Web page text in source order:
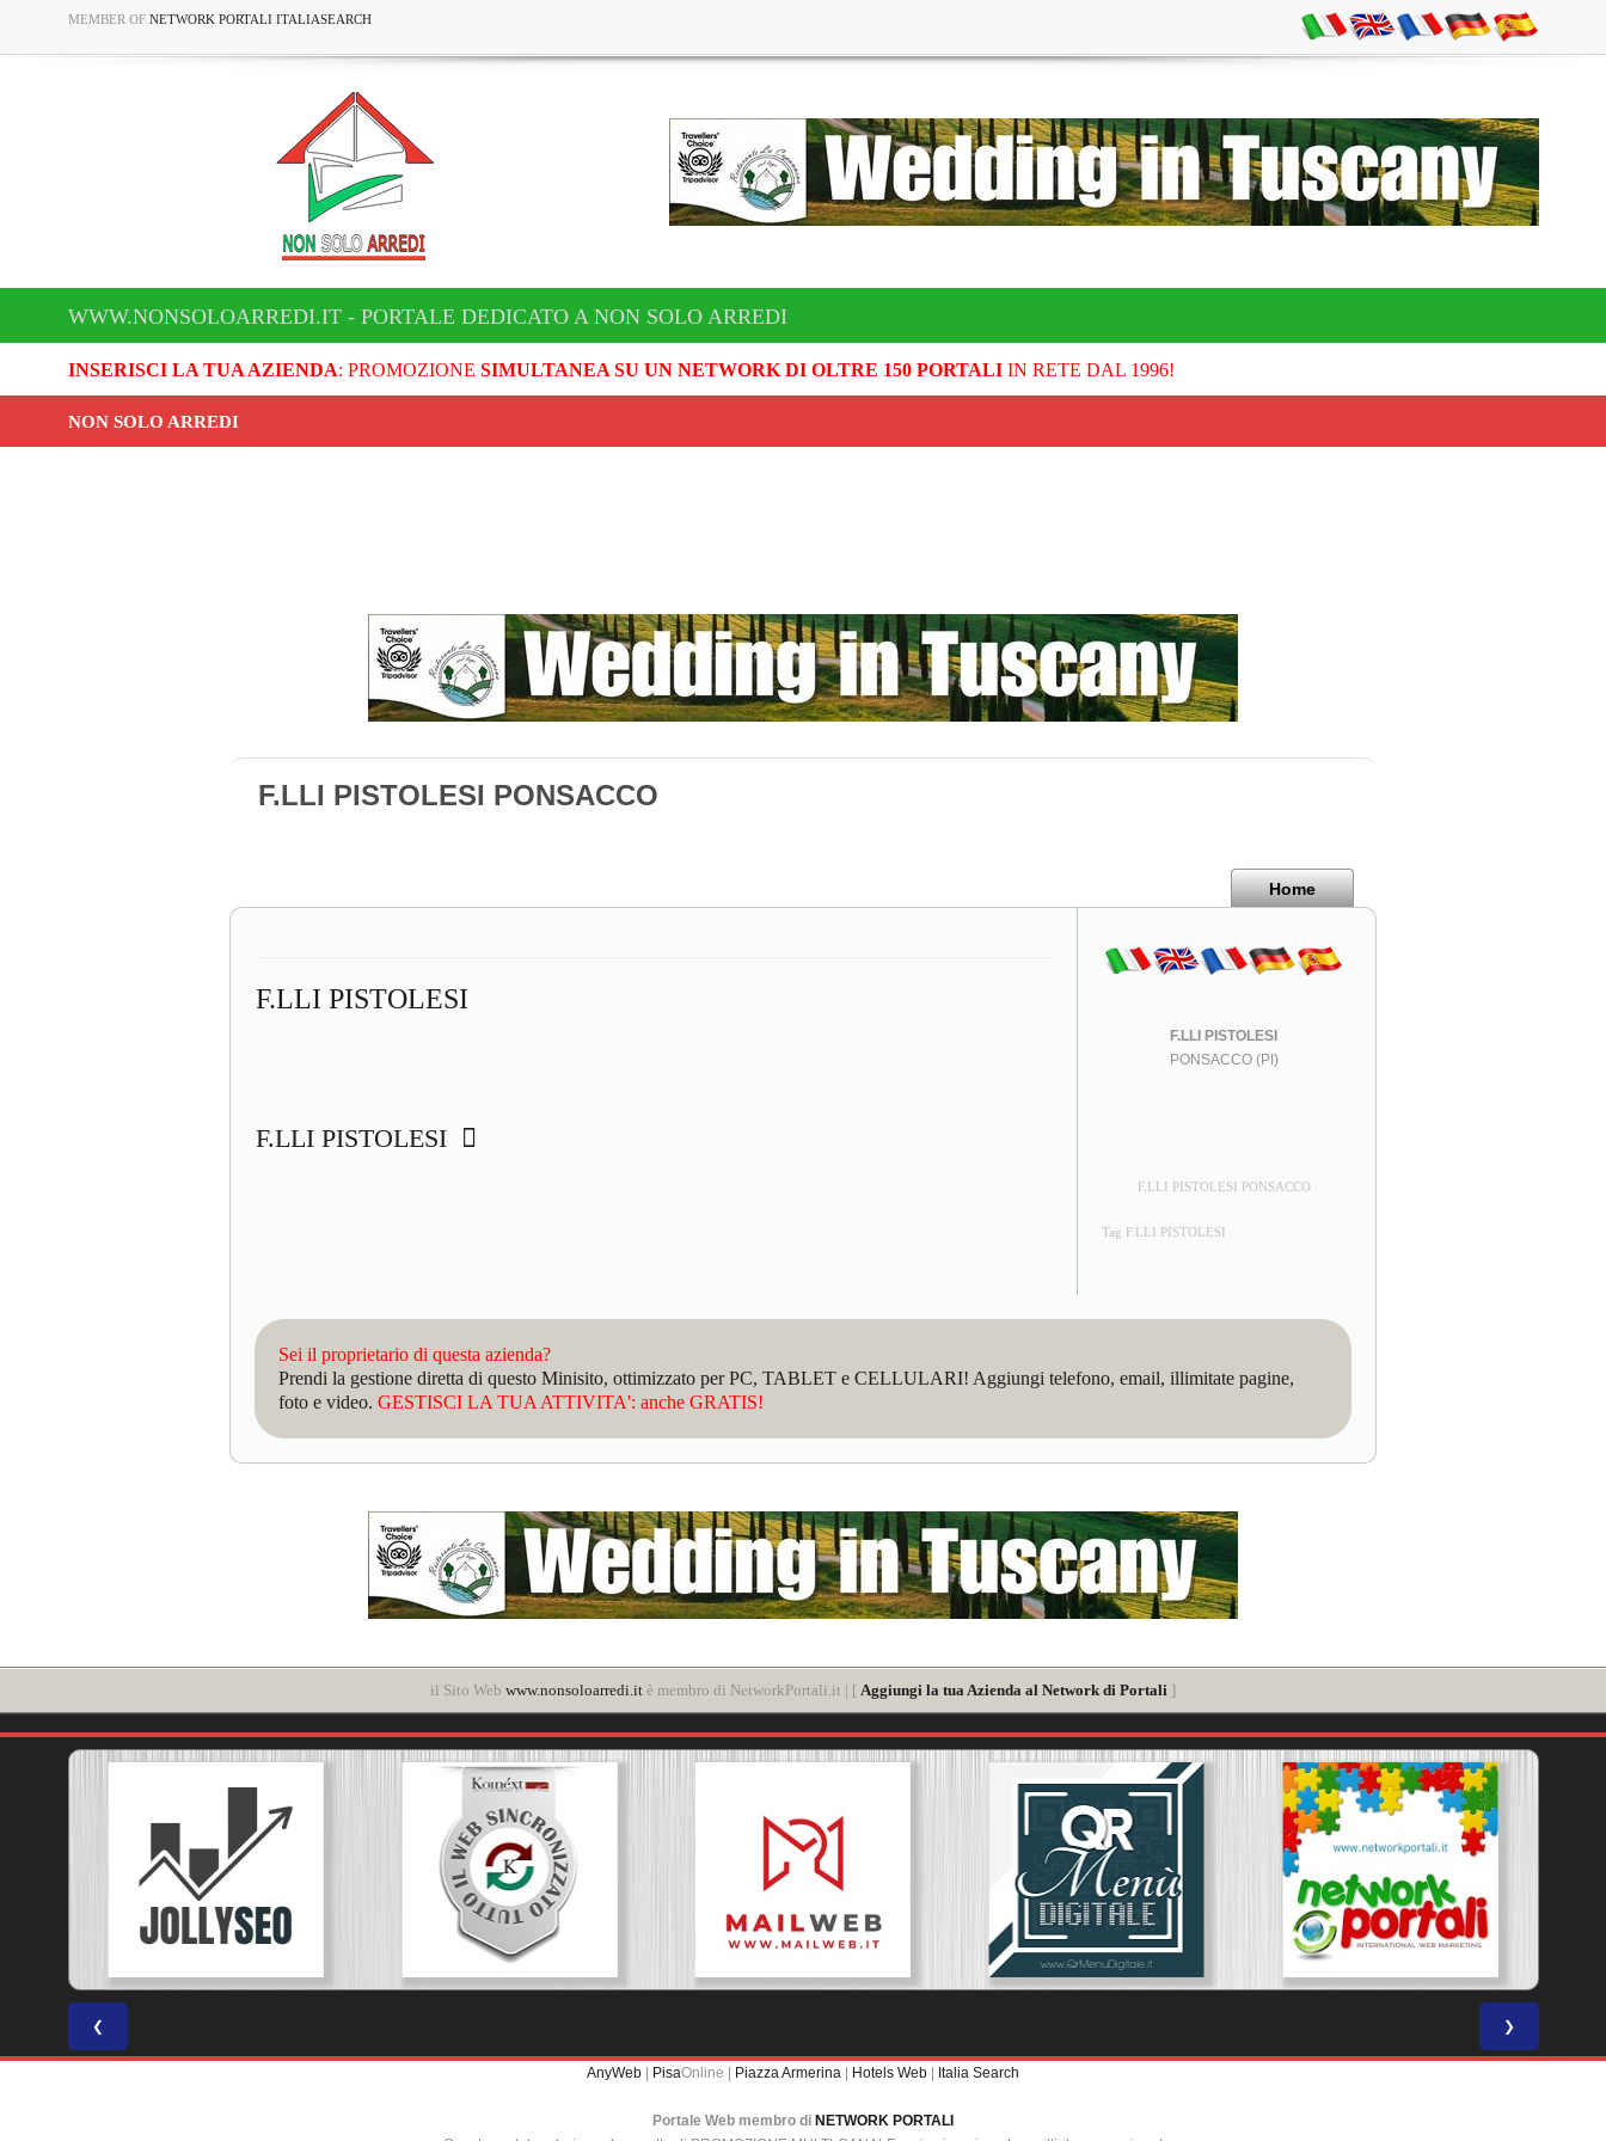
MEMBER OF NETWORK PORTALI ITALIASEARCH
WWW.NONSOLOARREDI.IT - PORTALE DEDICATO A NON SOLO ARREDI
INSERISCI LA TUA AZIENDA: PROMOZIONE SIMULTANEA SU UN NETWORK DI OLTRE 150 PORTALIIN RETE DAL 1996!
NON SOLO ARREDI
F.LLI PISTOLESI PONSACCO
Home
F.LLI PISTOLESI
F.LLI PISTOLESI
F.LLI PISTOLESI
PONSACCO (PI)
F.LLI PISTOLESI PONSACCO
Tag F.LLI PISTOLESI
Sei il proprietario di questa azienda?
Prendi la gestione diretta di questo Minisito, ottimizzato per PC, TABLET e CELLULARI! Aggiungi telefono, email, illimitate pagine,
foto e video. GESTISCI LA TUA ATTIVITA': anche GRATIS!
il Sito Web www.nonsoloarredi.it è membro di NetworkPortali.it | [ Aggiungi la tua Azienda al Network di Portali ]
❮ ❯
AnyWeb | PisaOnline | Piazza Armerina | Hotels Web | Italia Search
Portale Web membro di NETWORK PORTALI